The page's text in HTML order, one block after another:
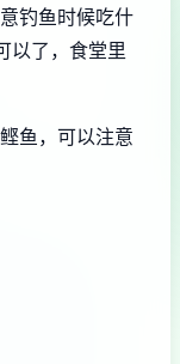
钓鱼时候吃什
以了，食堂里
鱼，可以注意